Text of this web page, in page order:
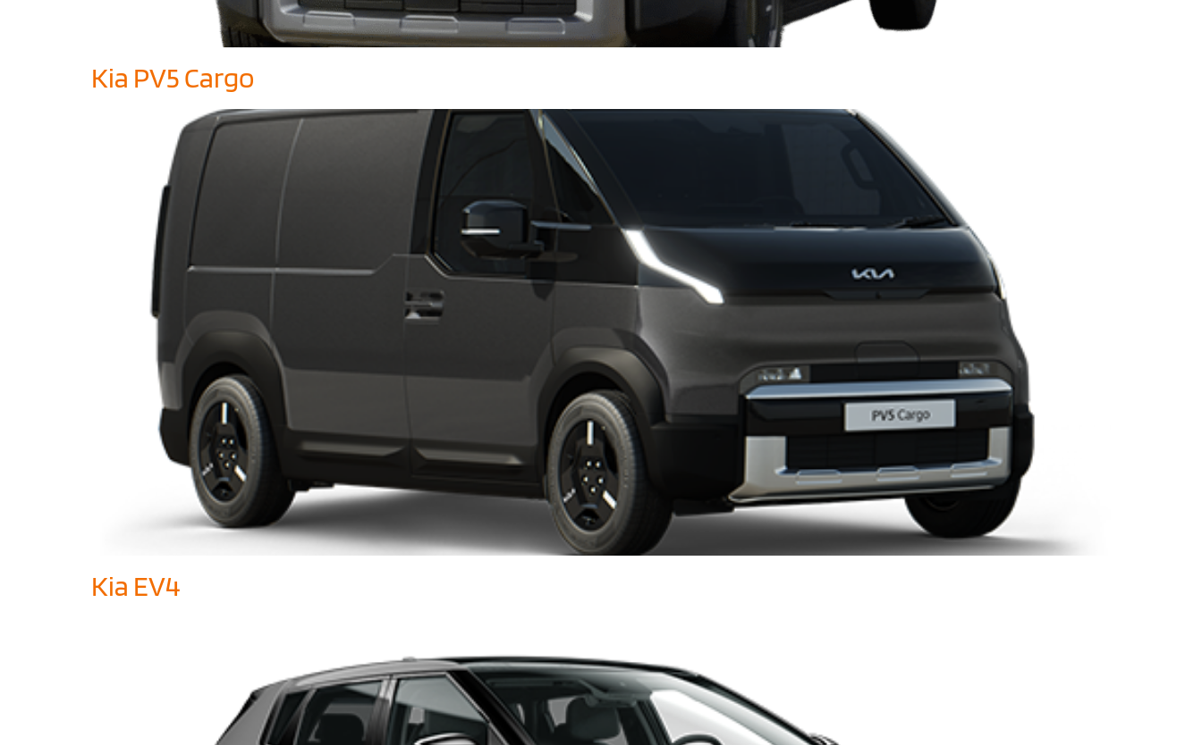
Kia PV5 Cargo
Kia EV4